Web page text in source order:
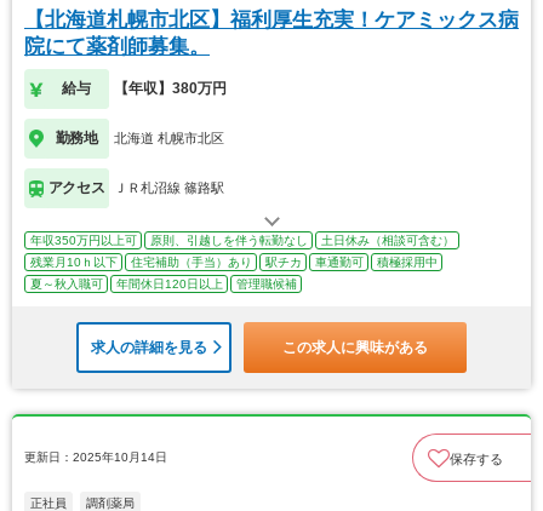
【北海道札幌市北区】福利厚生充実！ケアミックス病
院にて薬剤師募集。
給与 【年収】380万円
勤務地 北海道 札幌市北区
アクセス ＪＲ札沼線 篠路駅
年収350万円以上可 原則、引越しを伴う転勤なし
土日休み（相談可含む）
残業月10ｈ以下
住宅補助（手当）あり 駅チカ 車通勤可
積極採用中
夏～秋入職可
年間休日120日以上 管理職候補
求人の詳細を見る この求人に興味がある
更新日：2025年10月14日 保存する
正社員 調剤薬局